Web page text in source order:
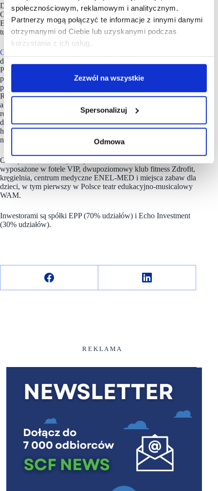
społecznościowym, reklamowym i analitycznym.
Partnerzy mogą połączyć te informacje z innymi danymi
otrzymanymi od Ciebie lub uzyskanymi podczas
korzystania z ich usług.
Zezwól na wszystkie
Spersonalizuj
Odmowa
Dutti, Bershka, Stradivarius, Pull&Bear), H&M, VAN
GRAAF, TK Maxx, C&A, CCC, MediaMarkt czy RTV
EURO AGD. Swoje pierwsze sklepy w Polsce otworzyły
tu też takie marki jak MODIVO, Gagliardi.
Galerię Młociny
do projektowania miejsc spotkań, rozrywki i gastronomii.
Przestrzeń restauracyjna i rozrywkowa – zajmująca cały
poziom +2 i połączona z zielonym ogrodem na dachu – została
podzielona na różne strefy funkcjonalne m.in. Halę Hutnik.
Różnorodna oferta kulinarna kuchni m.in. bliskowschodniej,
amerykańskiej i włoskiej, spotyka się tam z wyjątkową
rozrywką: shuffleboard, Pac-Man, flippery czy automaty
do koszykówki. Design Hali Hutnik inspirowany jest pobliską
hutą, a do aranżacji zostały wykorzystane akcenty industrialne,
nawiązujące do jej historii.
Ofertę
wyposażone w fotele VIP, dwupoziomowy klub fitness Zdrofit,
kręgielnia, centrum medyczne ENEL-MED i miejsca zabaw dla
dzieci, w tym pierwszy w Polsce teatr edukacyjno-musicalowy
WAM.
Inwestorami są spółki EPP (70% udziałów) i Echo Investment
(30% udziałów).
R E K L A M A